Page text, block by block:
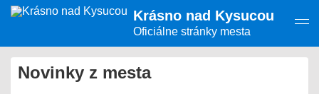
Presunúť
na
Krásno nad Kysucou
Oficiálne stránky mesta
Novinky z mesta